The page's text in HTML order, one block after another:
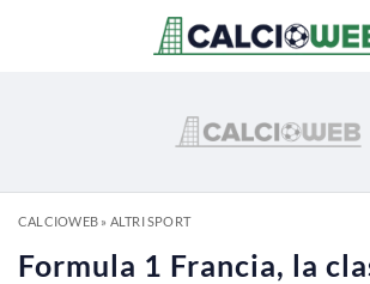
CALCIOWEB» ALTRI SPORT
Formula 1 Francia, la